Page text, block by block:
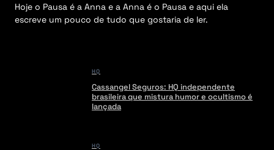
Hoje o Pausa é a Anna e a Anna é o Pausa e aqui ela
escreve um pouco de tudo que gostaria de ler.
HQ
Cassangel Seguros: HQ independente
brasileira que mistura humor e ocultismo é
lançada
HQ